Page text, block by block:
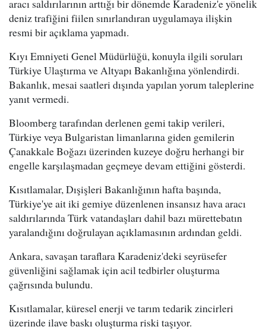
aracı saldırılarının arttığı bir dönemde Karadeniz'e yönelik
deniz trafiğini fiilen sınırlandıran uygulamaya ilişkin
resmi bir açıklama yapmadı.
Kıyı Emniyeti Genel Müdürlüğü, konuyla ilgili soruları
Türkiye Ulaştırma ve Altyapı Bakanlığına yönlendirdi.
Bakanlık, mesai saatleri dışında yapılan yorum taleplerine
yanıt vermedi.
Bloomberg tarafından derlenen gemi takip verileri,
Türkiye veya Bulgaristan limanlarına giden gemilerin
Çanakkale Boğazı üzerinden kuzeye doğru herhangi bir
engelle karşılaşmadan geçmeye devam ettiğini gösterdi.
Kısıtlamalar, Dışişleri Bakanlığının hafta başında,
Türkiye'ye ait iki gemiye düzenlenen insansız hava aracı
saldırılarında Türk vatandaşları dahil bazı mürettebatın
yaralandığını doğrulayan açıklamasının ardından geldi.
Ankara, savaşan taraflara Karadeniz'deki seyrüsefer
güvenliğini sağlamak için acil tedbirler oluşturma
çağrısında bulundu.
Kısıtlamalar, küresel enerji ve tarım tedarik zincirleri
üzerinde ilave baskı oluşturma riski taşıyor.